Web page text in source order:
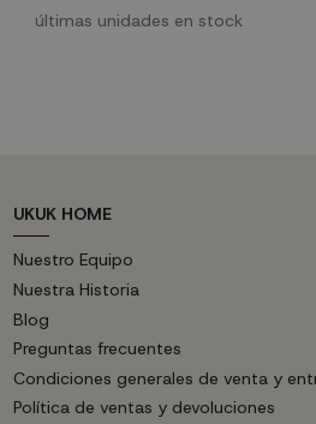
últimas unidades en stock
UKUK HOME
Nuestro Equipo
Nuestra Historia
Blog
Preguntas frecuentes
Condiciones generales de venta y
Política de ventas y devoluciones